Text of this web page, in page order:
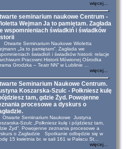
więcej...
seminarium naukowe Centrum -
Wejman Ja to pamiętam. Zagłada
wspomnieniach świadkiń i świadków
Seminarium Naukowe Wioletta
„Ja to pamiętam”. Zagłada we
świadkiń i świadków historii: relacje
Pracowni Historii Mówionej Ośrodka
Grodzka – Teatr NN” w Lublinie ...
więcej...
Seminarium Naukowe Centrum.
Koszarska-Szulc - Połkniesz kulę
tam, gdzie Żyd. Powojenne
procesowe a dyskurs o
Seminarium Naukowe Justyna
Szulc „Połkniesz kulę i pójdziesz tam,
Żyd”. Powojenne zeznania procesowe a
o Zagładzie Spotkanie odbędzie się w
15 kwietnia br. w sali 161 w Pałacu St...
więcej...